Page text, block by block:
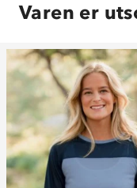
Varen er